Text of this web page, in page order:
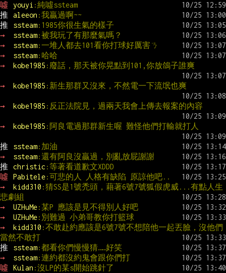
噓
youyi :純噓ssteam
推
aleeon :我贏過啊~~
推
ssteam:1985你很生氣的樣子
→
ssteam:被我玩了有那麼氣嗎？
→
ssteam:一堆人都去101看你打球好厲害ㄋ
→
ssteam:哈哈
→
kobe1985 :廢話，那天被你晃點到101,你放鴿子誰爽
→ kobe1985 :新生那群又沒來，不然電一下流氓也爽
→ kobe1985 :反正法院見，過兩天我會上傳去報案的內容
→ kobe1985 :阿良電過那群新生喔 難怪他們打輸就打人
推 ssteam:加油
→
ssteam:還有阿良沒贏過，別亂放屁謝謝
推
christic :等著看道歉文XDDD
噓
Pabitele:可悲的人 人格有缺陷 原諒他吧..
→
kidd310 :猜SS是1號禿頭，藉著6號7號狐假虎威...有點人生
悲劇組
→
UZHuMe:某P 應該是見不得別人好吧
→
UZHuMe:別難過 小弟哥教你打籃球
→
kidd310 :不敢赴約應該是6號7號不想陪他一起丟臉，沒他們
當然不敢打
推
ssteam:都看你們慢慢猜……好笑
→
ssteam:連約都沒約鬼會跟你們打
噓
Kulan :沒LP的某s開始跳針了